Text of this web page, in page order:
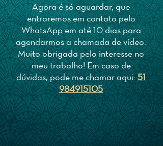
Agora é só aguardar, que
entraremos em contato pelo
WhatsApp em até 10 dias para
agendarmos a chamada de vídeo.
Muito obrigada pelo interesse no
meu trabalho! Em caso de
dúvidas, pode me chamar aqui:51
984915105